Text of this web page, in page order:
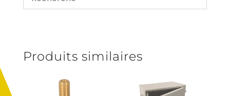
Produits similaires